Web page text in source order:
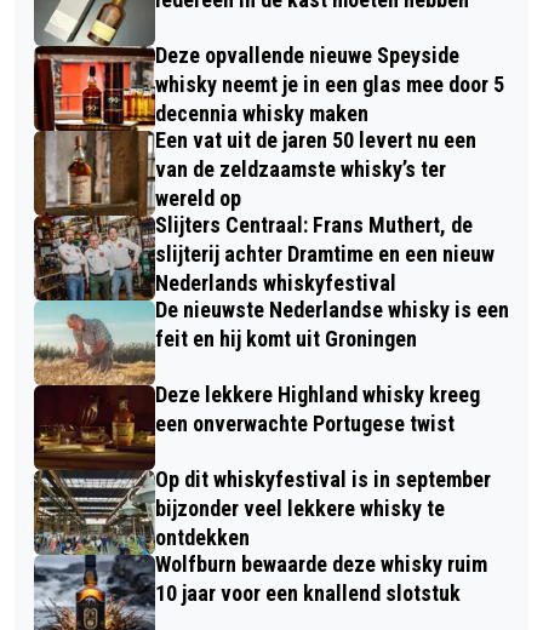
Deze opvallende nieuwe Speyside
whisky neemt je in een glas mee door 5
decennia whisky maken
Een vat uit de jaren 50 levert nu een
van de zeldzaamste whisky’s ter
wereld op
Slijters Centraal: Frans Muthert, de
slijterij achter Dramtime en een nieuw
Nederlands whiskyfestival
De nieuwste Nederlandse whisky is een
feit en hij komt uit Groningen
Deze lekkere Highland whisky kreeg
een onverwachte Portugese twist
Op dit whiskyfestival is in september
bijzonder veel lekkere whisky te
ontdekken
Wolfburn bewaarde deze whisky ruim
10 jaar voor een knallend slotstuk